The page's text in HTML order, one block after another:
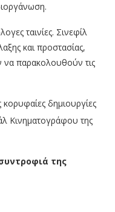
ταινίες. Σινεφίλ
και προστασίας,
να παρακολουθούν τις
δημιουργίες
Κινηματογράφου της
της